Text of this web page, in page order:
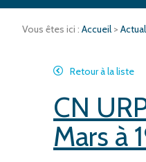
Vous êtes ici : Accueil >
Retour à la liste
CN
Mars à